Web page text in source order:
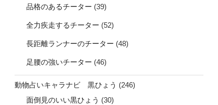
品格のあるチーター (39)
全力疾走するチーター (52)
長距離ランナーのチーター (48)
足腰の強いチーター (46)
動物占いキャラナビ 黒ひょう (246)
面倒見のいい黒ひょう (30)